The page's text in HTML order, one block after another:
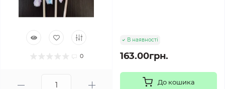
0
В наявності
163.00грн.
До кошика